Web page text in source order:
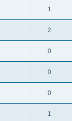
1
2
0
0
0
1